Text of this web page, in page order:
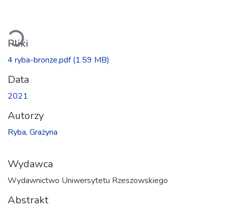
Ładowanie...
Pliki
4 ryba-bronze.pdf(1.59 MB)
Data
2021
Autorzy
Ryba, Grażyna
Wydawca
Wydawnictwo Uniwersytetu Rzeszowskiego
Abstrakt